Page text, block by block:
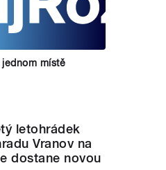
místě
letohrádek
Vranov na
dostane novou